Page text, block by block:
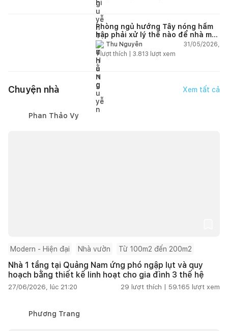
Phòng ngủ hướng Tây nóng hầm
hập phải xử lý thế nào để nhà mát
hơn?Thu Nguyễn
31/05/2026,
1lượt thích | 3.813 lượt xem
Chuyện nhà Xem tất cả
Phan Thảo Vy
Modern - Hiện đại Nhà vườn Từ 100m2 đến 200m2
Nhà 1 tầng tại Quảng Nam ứng phó ngập lụt và quy
hoạch bằng thiết kế linh hoạt cho gia đình 3 thế hệ
27/06/2026, lúc 21:20 29 lượt thích | 59.165 lượt xem
Phương Trang